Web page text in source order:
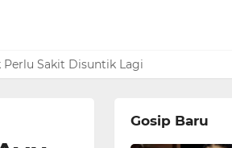
Perlu Sakit Disuntik Lagi
Gosip Baru